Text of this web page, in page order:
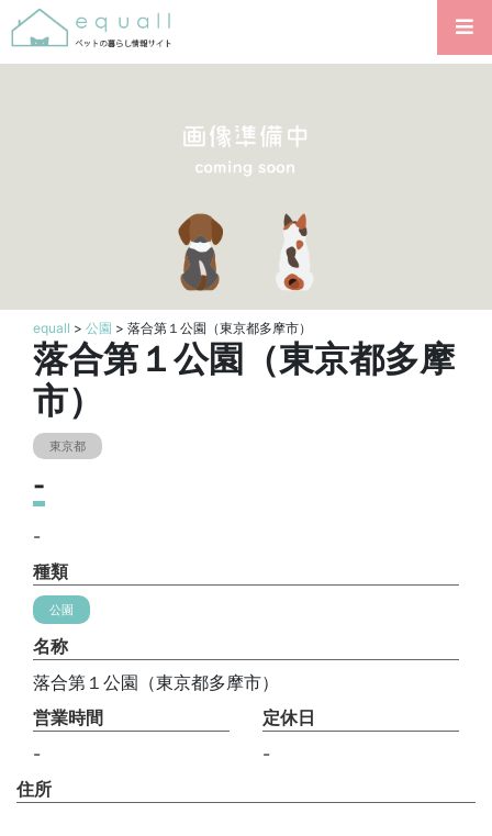
equall > 公園 > 落合第１公園（東京都多摩市）
落合第１公園（東京都多摩
市）
東京都
-
-
種類
公園
名称
落合第１公園（東京都多摩市）
営業時間
-
定休日
-
住所